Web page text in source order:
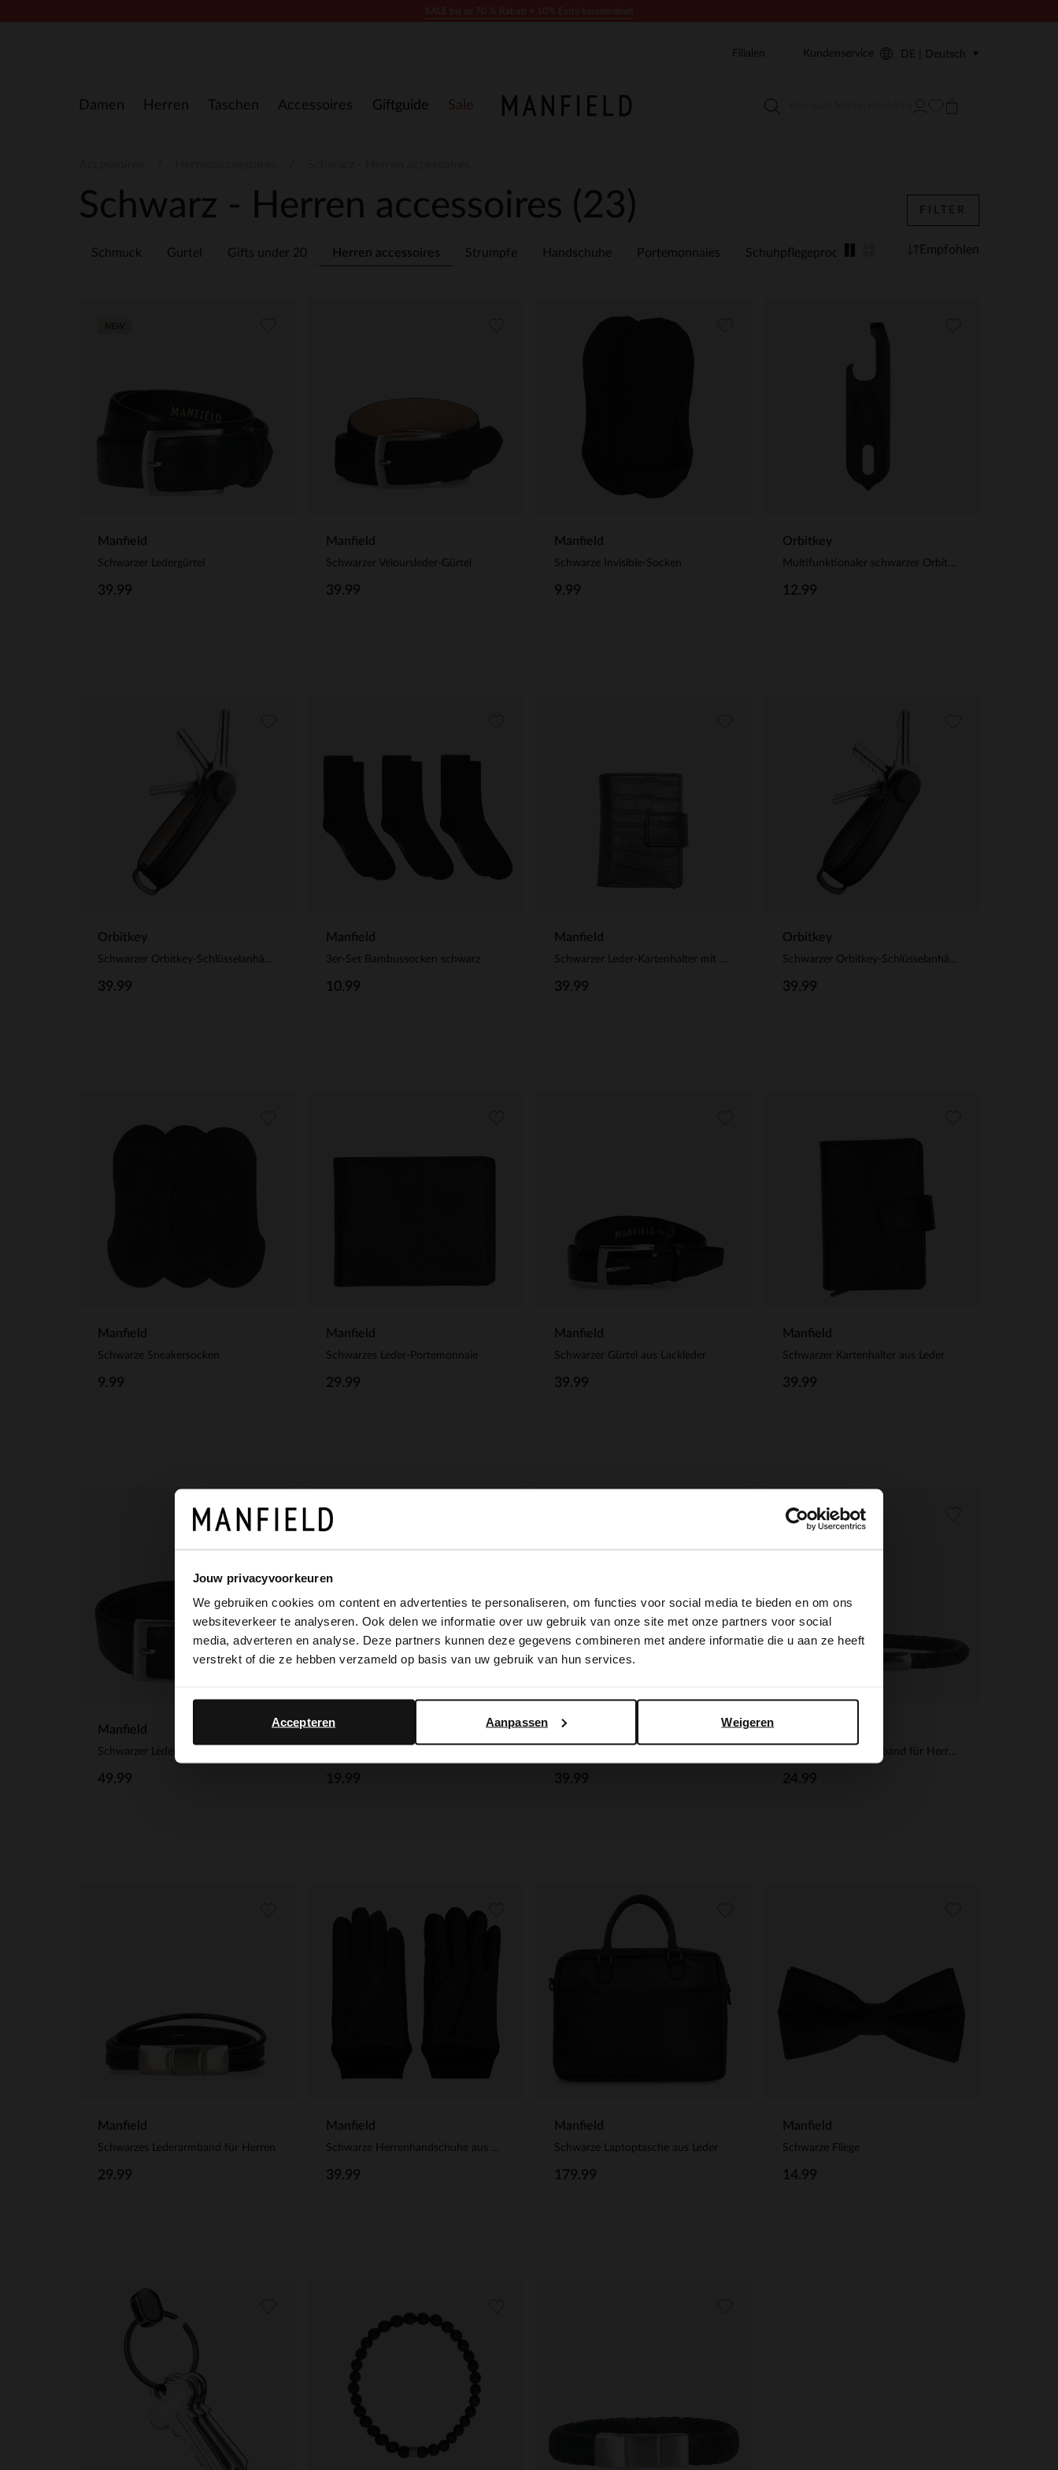
Jouw privacyvoorkeuren
We gebruiken cookies om content en advertenties te personaliseren, om functies voor social media te bieden en om ons
websiteverkeer te analyseren. Ook delen we informatie over uw gebruik van onze site met onze partners voor social
media, adverteren en analyse. Deze partners kunnen deze gegevens combineren met andere informatie die u aan ze heeft
verstrekt of die ze hebben verzameld op basis van uw gebruik van hun services.
Weigeren
Aanpassen
Accepteren
Damen Herren Taschen Accessoires Giftguide Sale
Filialen Kundenservice DE | Deutsch
Schwarz - Herren accessoires (23)
Schmuck Gurtel Gifts under 20 Herren accessoires Strumpfe Handschuhe Portemonnaies Schuhpflegeprodukte Gifts for Her
FILTER
Empfohlen
Manfield
Schwarzer Ledergürtel
39.99
Manfield
Schwarzer Veloursleder-Gürtel
39.99
Manfield
Schwarze Invisible-Socken
9.99
Orbitkey
Multifunktionaler schwarzer Orbitkey-Schlüsselanhänger aus Stahl
12.99
Orbitkey
Schwarzer Orbitkey-Schlüsselanhänger aus Leder
39.99
Manfield
3er-Set Bambussocken schwarz
10.99
Manfield
Schwarzer Leder-Kartenhalter mit Krokomuster
39.99
Orbitkey
Schwarzer Orbitkey-Schlüsselanhänger aus Leder
39.99
Manfield
Schwarze Sneakersocken
9.99
Manfield
Schwarzes Leder-Portemonnaie
29.99
Manfield
Schwarzer Gürtel aus Lackleder
39.99
Manfield
Schwarzer Kartenhalter aus Leder
39.99
Manfield
Schwarzer Ledergürtel
49.99
Manfield
19.99
Manfield
39.99
Schwarzes Lederarmband für Herren in Flecht-Optik
24.99
Manfield
Schwarzes Lederarmband für Herren
29.99
Manfield
Schwarze Herrenhandschuhe aus Leder
39.99
Manfield
Schwarze Laptoptasche aus Leder
179.99
Manfield
Schwarze Fliege
14.99
×
It looks like your language isn't Dutch. Would you like to